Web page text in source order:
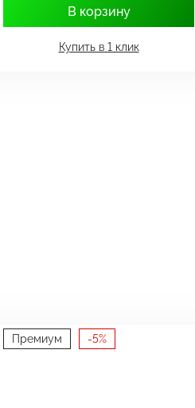
В корзину
Купить в 1 клик
Премиум -5%